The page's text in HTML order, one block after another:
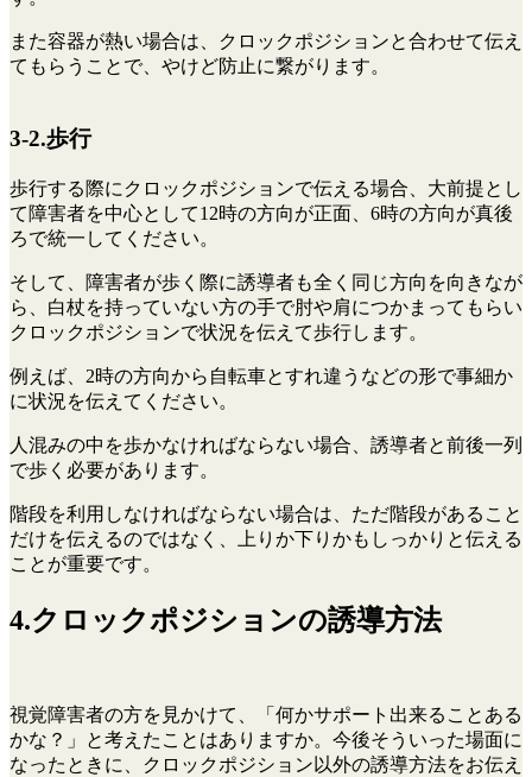
また容器が熱い場合は、クロックポジションと合わせて伝え
てもらうことで、やけど防止に繋がります。
3-2.歩行
歩行する際にクロックポジションで伝える場合、大前提とし
て障害者を中心として12時の方向が正面、6時の方向が真後
ろで統一してください。
そして、障害者が歩く際に誘導者も全く同じ方向を向きなが
ら、白杖を持っていない方の手で肘や肩につかまってもらい
クロックポジションで状況を伝えて歩行します。
例えば、2時の方向から自転車とすれ違うなどの形で事細か
に状況を伝えてください。
人混みの中を歩かなければならない場合、誘導者と前後一列
で歩く必要があります。
階段を利用しなければならない場合は、ただ階段があること
だけを伝えるのではなく、上りか下りかもしっかりと伝える
ことが重要です。
4.クロックポジションの誘導方法
視覚障害者の方を見かけて、「何かサポート出来ることある
かな？」と考えたことはありますか。今後そういった場面に
なったときに、クロックポジション以外の誘導方法をお伝え